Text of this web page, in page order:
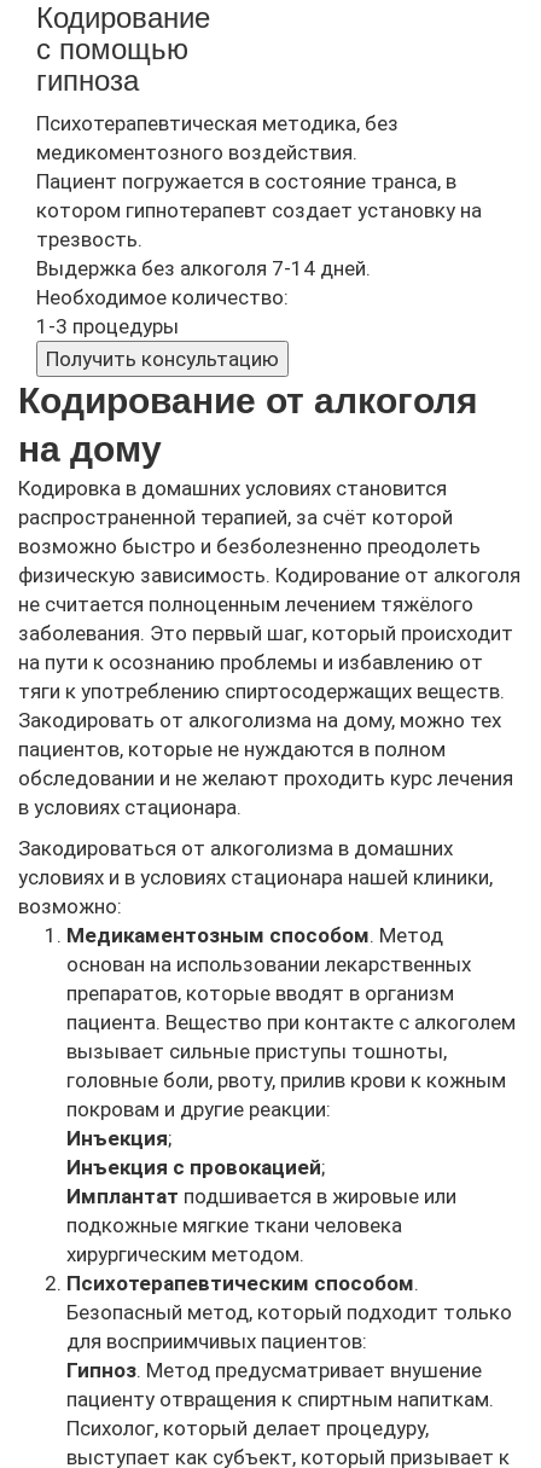
Кодирование
с помощью
гипноза
Психотерапевтическая методика, без
медикоментозного воздействия.
Пациент погружается в состояние транса, в
котором гипнотерапевт создает установку на
трезвость.
Выдержка без алкоголя 7-14 дней.
Необходимое количество:
1-3 процедуры
Получить консультацию
Кодирование от алкоголя
на дому
Кодировка в домашних условиях становится
распространенной терапией, за счёт которой
возможно быстро и безболезненно преодолеть
физическую зависимость. Кодирование от алкоголя
не считается полноценным лечением тяжёлого
заболевания. Это первый шаг, который происходит
на пути к осознанию проблемы и избавлению от
тяги к употреблению спиртосодержащих веществ.
Закодировать от алкоголизма на дому, можно тех
пациентов, которые не нуждаются в полном
обследовании и не желают проходить курс лечения
в условиях стационара.
Закодироваться от алкоголизма в домашних
условиях и в условиях стационара нашей клиники,
возможно:
Медикаментозным способом. Метод
основан на использовании лекарственных
препаратов, которые вводят в организм
пациента. Вещество при контакте с алкоголем
вызывает сильные приступы тошноты,
головные боли, рвоту, прилив крови к кожным
покровам и другие реакции:
Инъекция;
Инъекция с провокацией;
Имплантат подшивается в жировые или
подкожные мягкие ткани человека
хирургическим методом.
Психотерапевтическим способом.
Безопасный метод, который подходит только
для восприимчивых пациентов:
Гипноз. Метод предусматривает внушение
пациенту отвращения к спиртным напиткам.
Психолог, который делает процедуру,
выступает как субъект, который призывает к